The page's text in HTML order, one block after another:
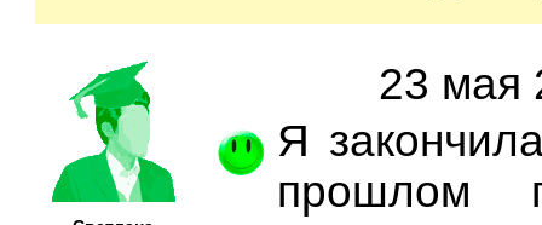
23 мая
Я
прошлом